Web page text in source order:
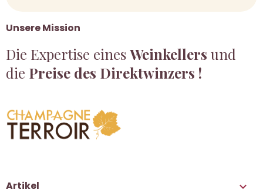
Unsere Mission
Die Expertise einesWeinkellers und
die Preise des Direktwinzers !
Artikel 